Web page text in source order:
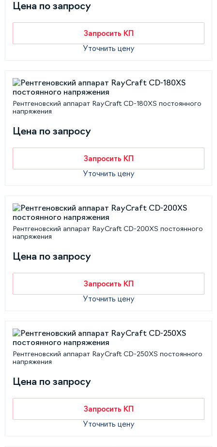
Цена по запросу
Запросить КП
Уточнить цену
Рентгеновский аппарат RayCraft CD-180XS постоянного
напряжения
Цена по запросу
Запросить КП
Уточнить цену
Рентгеновский аппарат RayCraft CD-200XS постоянного
напряжения
Цена по запросу
Запросить КП
Уточнить цену
Рентгеновский аппарат RayCraft CD-250XS постоянного
напряжения
Цена по запросу
Запросить КП
Уточнить цену